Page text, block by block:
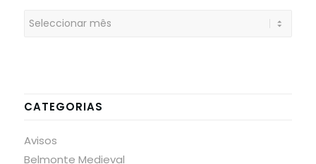
CATEGORIAS
Avisos
Belmonte Medieval